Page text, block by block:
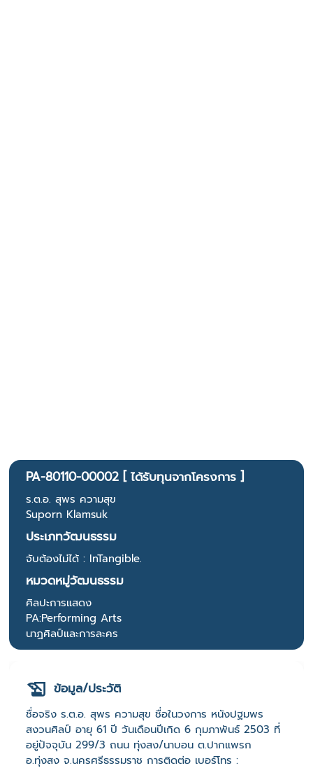
PA-80110-00002 [ ได้รับทุนจากโครงการ ]
ร.ต.อ. สุพร ความสุข
Suporn Klamsuk
ประเภทวัฒนธรรม
จับต้องไม่ได้ : InTangible.
หมวดหมู่วัฒนธรรม
ศิลปะการแสดง
PA:Performing Arts
นาฏศิลป์และการละคร
ข้อมูล/ประวัติ
ชื่อจริง ร.ต.อ. สุพร ความสุข ชื่อในวงการ หนังปฐมพร
สงวนศิลป์ อายุ 61 ปี วันเดือนปีเกิด 6 กุมภาพันธ์ 2503 ที่
อยู่ปัจจุบัน 299/3 ถนน ทุ่งสง/นาบอน ต.ปากแพรก
อ.ทุ่งสง จ.นครศรีธรรมราช การติดต่อ เบอร์โทร :